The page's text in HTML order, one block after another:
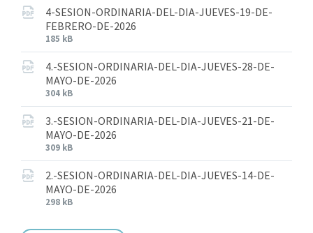
4-SESION-ORDINARIA-DEL-DIA-JUEVES-19-DE-
FEBRERO-DE-2026
185 kB
4.-SESION-ORDINARIA-DEL-DIA-JUEVES-28-DE-
MAYO-DE-2026
304 kB
3.-SESION-ORDINARIA-DEL-DIA-JUEVES-21-DE-
MAYO-DE-2026
309 kB
2.-SESION-ORDINARIA-DEL-DIA-JUEVES-14-DE-
MAYO-DE-2026
298 kB